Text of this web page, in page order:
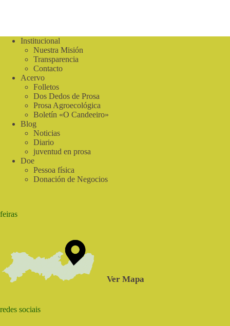
el
plástico?
Institucional
Nuestra Misión
Transparencia
Contacto
Acervo
Folletos
Dos Dedos de Prosa
Prosa Agroecológica
Boletín «O Candeeiro»
Blog
Noticias
Diario
juventud en prosa
Doe
Pessoa física
Donación de Negocios
feiras
Ver Mapa
redes sociais